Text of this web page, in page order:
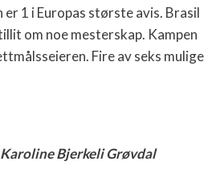
1 i Europas største avis. Brasil
om noe mesterskap. Kampen
Fire av seks mulige
Karoline Bjerkeli Grøvdal